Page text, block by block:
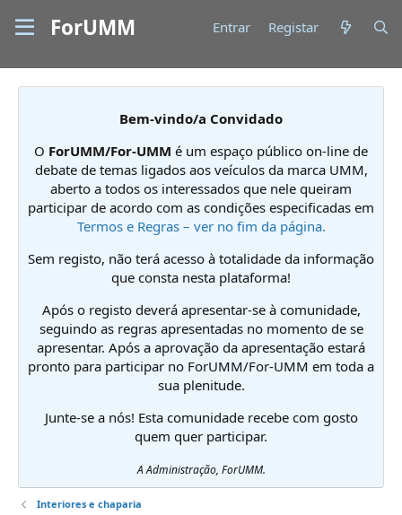
ForUMM Entrar Registar
Bem-vindo/a Convidado
O ForUMM/For-UMM é um espaço público on-line de
debate de temas ligados aos veículos da marca UMM,
aberto a todos os interessados que nele queiram
participar de acordo com as condições especificadas em
Termos e Regras – ver no fim da página.
Sem registo, não terá acesso à totalidade da informação
que consta nesta plataforma!
Após o registo deverá apresentar-se à comunidade,
seguindo as regras apresentadas no momento de se
apresentar. Após a aprovação da apresentação estará
pronto para participar no ForUMM/For-UMM em toda a
sua plenitude.
Junte-se a nós! Esta comunidade recebe com gosto
quem quer participar.
A Administração, ForUMM.
Interiores e chaparia